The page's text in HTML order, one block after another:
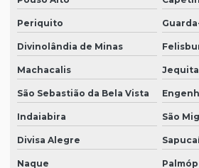
Periquito
Divinolândia de Minas
Machacalis
São Sebastião da Bela Vista
Indaiabira São
Divisa Alegre
Naque